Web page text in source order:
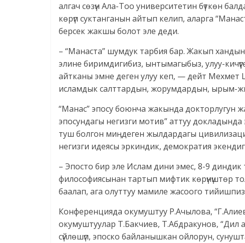
алгач сөзүн Ала-Тоо университетин бүткөн
көрүп суктанганын айтып келип, аларга
берсек жакшы болот эле деди.
– “Манаста” шумдук тарбия бар. Жакып
элине биримдигибиз, ынтымагыбыз, улуу-
айтканы эмне деген улуу кеп, — дейт
исламдык салттардын, жорумдардын, ырым-
“Манас” эпосу боюнча жакында докторлугун
эпосундагы негизги мотив” аттуу
туш болгон миӊдеген жылдардагы
негизги идеясы эркиндик, демократия
– Эпосто бир эле Ислам дини эмес, 8-9 диндик
философиясынан тартып мифтик көрүнүштөр
баалап, ага олуттуу мамиле жасоого
Конференцияда окумуштуу Р.Ачылова,
окумуштуулар Т.Бакчиев, Т.Абдракунов, “Дил
сүйлөшүп, эпоско байланышкан ойлорун,